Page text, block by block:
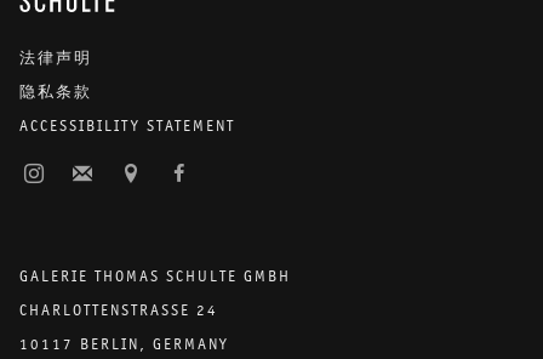
法律声明
隐私条款
ACCESSIBILITY STATEMENT
GALERIE THOMAS SCHULTE GMBH
CHARLOTTENSTRASSE 24
10117 BERLIN, GERMANY